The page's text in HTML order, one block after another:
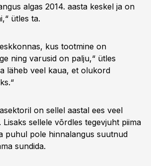
algas 2014. aasta keskel ja on
ütles ta.
kus tootmine on
ning varusid on palju,“ ütles
läheb veel kaua, et olukord
on sellel aastal ees veel
Lisaks sellele võrdles tegevjuht piima
puhul pole hinnalangus suutnud
sundida.